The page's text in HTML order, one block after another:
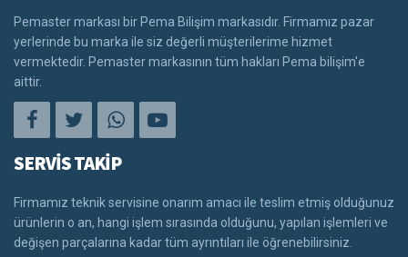
Pemaster markası bir Pema Bilişim markasıdır. Firmamız pazar
yerlerinde bu marka ile siz değerli müşterilerime hizmet
vermektedir. Pemaster markasının tüm hakları Pema bilişim'e
aittir.
SERVİS TAKİP
Firmamız teknik servisine onarım amacı ile teslim etmiş olduğunuz
ürünlerin o an, hangi işlem sırasında olduğunu, yapılan işlemleri ve
değişen parçalarına kadar tüm ayrıntıları ile öğrenebilirsiniz.